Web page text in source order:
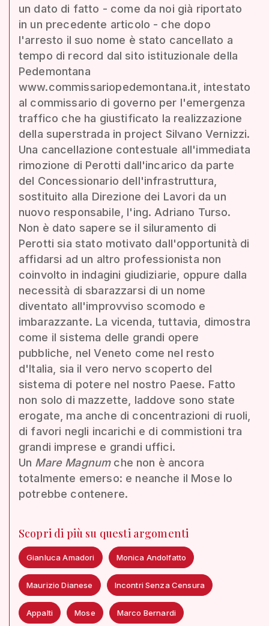
un dato di fatto - come da noi già riportato
in un precedente articolo - che dopo
l'arresto il suo nome è stato cancellato a
tempo di record dal sito istituzionale della
Pedemontana
www.commissariopedemontana.it, intestato
al commissario di governo per l'emergenza
traffico che ha giustificato la realizzazione
della superstrada in project Silvano Vernizzi.
Una cancellazione contestuale all'immediata
rimozione di Perotti dall'incarico da parte
del Concessionario dell'infrastruttura,
sostituito alla Direzione dei Lavori da un
nuovo responsabile, l'ing. Adriano Turso.
Non è dato sapere se il siluramento di
Perotti sia stato motivato dall'opportunità di
affidarsi ad un altro professionista non
coinvolto in indagini giudiziarie, oppure dalla
necessità di sbarazzarsi di un nome
diventato all'improvviso scomodo e
imbarazzante. La vicenda, tuttavia, dimostra
come il sistema delle grandi opere
pubbliche, nel Veneto come nel resto
d'Italia, sia il vero nervo scoperto del
sistema di potere nel nostro Paese. Fatto
non solo di mazzette, laddove sono state
erogate, ma anche di concentrazioni di ruoli,
di favori negli incarichi e di commistioni tra
grandi imprese e grandi uffici.
Un Mare Magnumche non è ancora
totalmente emerso: e neanche il Mose lo
potrebbe contenere.
Scopri di più su questi argomenti
Gianluca Amadori Monica Andolfatto
Maurizio Dianese Incontri Senza Censura
Appalti Mose Marco Bernardi